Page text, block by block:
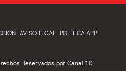
AVISO LEGAL POLÍTICA APP
Reservados por Canal 10